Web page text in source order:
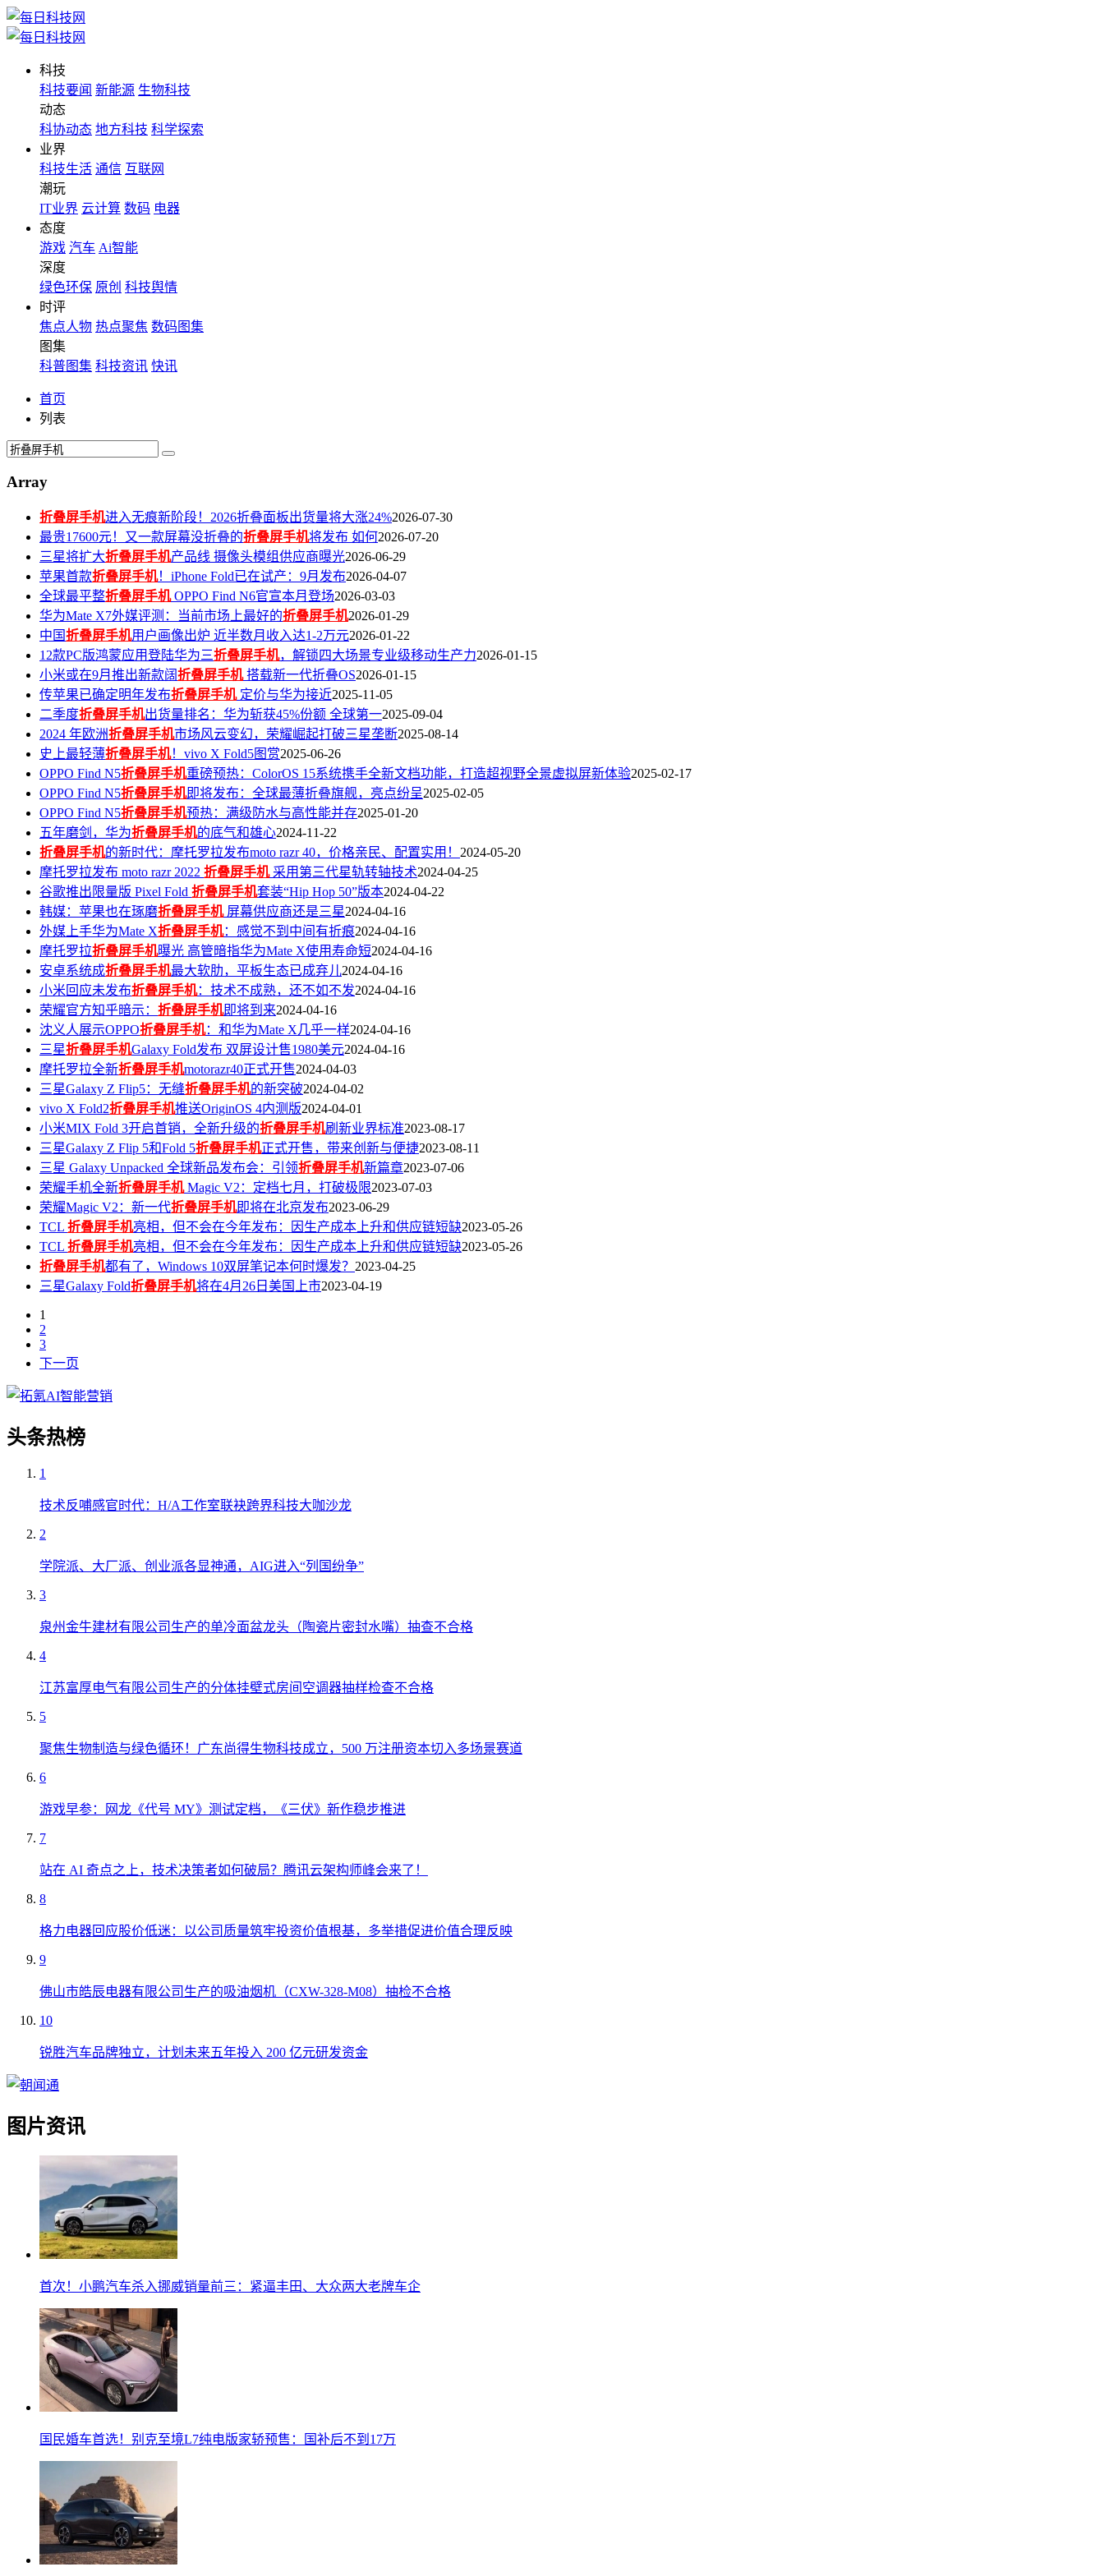
科技
科技要闻 新能源 生物科技
动态
科协动态 地方科技 科学探索
业界
科技生活 通信 互联网
潮玩
IT业界 云计算 数码 电器
态度
游戏 汽车 Ai智能
深度
绿色环保 原创 科技舆情
时评
焦点人物 热点聚焦 数码图集
图集
科普图集 科技资讯 快讯
首页
列表
Array
折叠屏手机进入无痕新阶段！2026折叠面板出货量将大涨24%2026-07-30
最贵17600元！又一款屏幕没折叠的折叠屏手机将发布 如何2026-07-20
三星将扩大折叠屏手机产品线 摄像头模组供应商曝光2026-06-29
苹果首款折叠屏手机！iPhone Fold已在试产：9月发布2026-04-07
全球最平整折叠屏手机OPPO Find N6官宣本月登场2026-03-03
华为Mate X7外媒评测：当前市场上最好的折叠屏手机2026-01-29
中国折叠屏手机用户画像出炉 近半数月收入达1-2万元2026-01-22
12款PC版鸿蒙应用登陆华为三折叠屏手机，解锁四大场景专业级移动生产力2026-01-15
小米或在9月推出新款阔折叠屏手机搭载新一代折叠OS2026-01-15
传苹果已确定明年发布折叠屏手机定价与华为接近2025-11-05
二季度折叠屏手机出货量排名：华为斩获45%份额 全球第一2025-09-04
2024 年欧洲折叠屏手机市场风云变幻，荣耀崛起打破三星垄断2025-08-14
史上最轻薄折叠屏手机！vivo X Fold5图赏2025-06-26
OPPO Find N5折叠屏手机重磅预热：ColorOS 15系统携手全新文档功能，打造超视野全景虚拟屏新体验2025-02-17
OPPO Find N5折叠屏手机即将发布：全球最薄折叠旗舰，亮点纷呈2025-02-05
OPPO Find N5折叠屏手机预热：满级防水与高性能并存2025-01-20
五年磨剑，华为折叠屏手机的底气和雄心2024-11-22
折叠屏手机的新时代：摩托罗拉发布moto razr 40，价格亲民、配置实用！ 2024-05-20
摩托罗拉发布 moto razr 2022 折叠屏手机采用第三代星轨转轴技术2024-04-25
谷歌推出限量版 Pixel Fold 折叠屏手机套装“Hip Hop 50”版本2024-04-22
韩媒：苹果也在琢磨折叠屏手机屏幕供应商还是三星2024-04-16
外媒上手华为Mate X折叠屏手机：感觉不到中间有折痕2024-04-16
摩托罗拉折叠屏手机曝光 高管暗指华为Mate X使用寿命短2024-04-16
安卓系统成折叠屏手机最大软肋，平板生态已成弃儿2024-04-16
小米回应未发布折叠屏手机：技术不成熟，还不如不发2024-04-16
荣耀官方知乎暗示： 折叠屏手机即将到来2024-04-16
沈义人展示OPPO折叠屏手机：和华为Mate X几乎一样2024-04-16
三星折叠屏手机Galaxy Fold发布 双屏设计售1980美元2024-04-16
摩托罗拉全新折叠屏手机motorazr40正式开售2024-04-03
三星Galaxy Z Flip5：无缝折叠屏手机的新突破2024-04-02
vivo X Fold2折叠屏手机推送OriginOS 4内测版2024-04-01
小米MIX Fold 3开启首销，全新升级的折叠屏手机刷新业界标准2023-08-17
三星Galaxy Z Flip 5和Fold 5折叠屏手机正式开售，带来创新与便捷2023-08-11
三星 Galaxy Unpacked 全球新品发布会：引领折叠屏手机新篇章2023-07-06
荣耀手机全新折叠屏手机Magic V2：定档七月，打破极限2023-07-03
荣耀Magic V2：新一代折叠屏手机即将在北京发布2023-06-29
TCL 折叠屏手机亮相，但不会在今年发布：因生产成本上升和供应链短缺2023-05-26
TCL 折叠屏手机亮相，但不会在今年发布：因生产成本上升和供应链短缺2023-05-26
折叠屏手机都有了，Windows 10双屏笔记本何时爆发？ 2023-04-25
三星Galaxy Fold折叠屏手机将在4月26日美国上市2023-04-19
1
2
3
下一页
头条热榜
1
技术反哺感官时代：H/A工作室联袂跨界科技大咖沙龙
2
学院派、大厂派、创业派各显神通，AIG进入“列国纷争”
3
泉州金牛建材有限公司生产的单冷面盆龙头（陶瓷片密封水嘴）抽查不合格
4
江苏富厚电气有限公司生产的分体挂壁式房间空调器抽样检查不合格
5
聚焦生物制造与绿色循环！广东尚得生物科技成立，500 万注册资本切入多场景赛道
6
游戏早参：网龙《代号 MY》测试定档，《三伏》新作稳步推进
7
站在 AI 奇点之上，技术决策者如何破局？腾讯云架构师峰会来了！
8
格力电器回应股价低迷：以公司质量筑牢投资价值根基，多举措促进价值合理反映
9
佛山市皓辰电器有限公司生产的吸油烟机（CXW-328-M08）抽检不合格
10
锐胜汽车品牌独立，计划未来五年投入 200 亿元研发资金
图片资讯
首次！小鹏汽车杀入挪威销量前三：紧逼丰田、大众两大老牌车企
国民婚车首选！别克至境L7纯电版家轿预售：国补后不到17万